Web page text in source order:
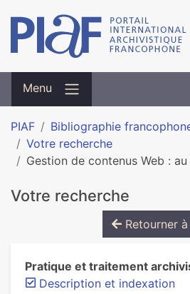
Menu
PIAF
Bibliographie
Votre recherche
Gestion de contenus Web :
Votre recherche
Retourner
Pratique et traitement
Description et indexation